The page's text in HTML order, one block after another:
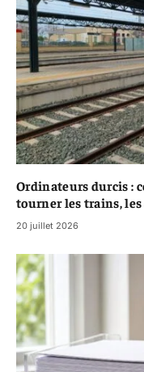
Ordinateurs durcis :
tourner les trains, les
20 juillet 2026